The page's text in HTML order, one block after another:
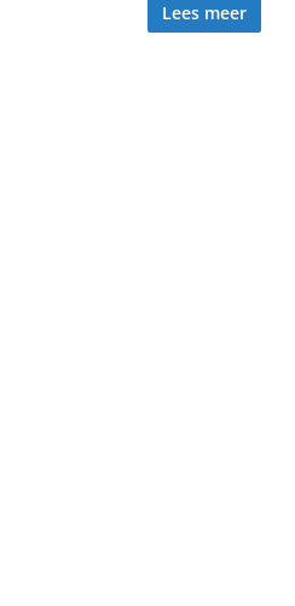
Lees meer